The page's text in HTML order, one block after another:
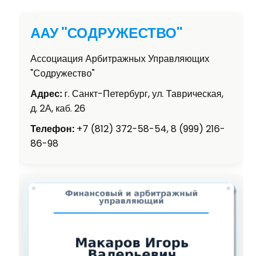
ААУ "СОДРУЖЕСТВО"
Ассоциация Арбитражных Управляющих
"Содружество"
Адрес: г. Санкт-Петербург, ул. Таврическая,
д. 2А, каб. 26
Телефон: +7 (812) 372-58-54, 8 (999) 216-
86-98